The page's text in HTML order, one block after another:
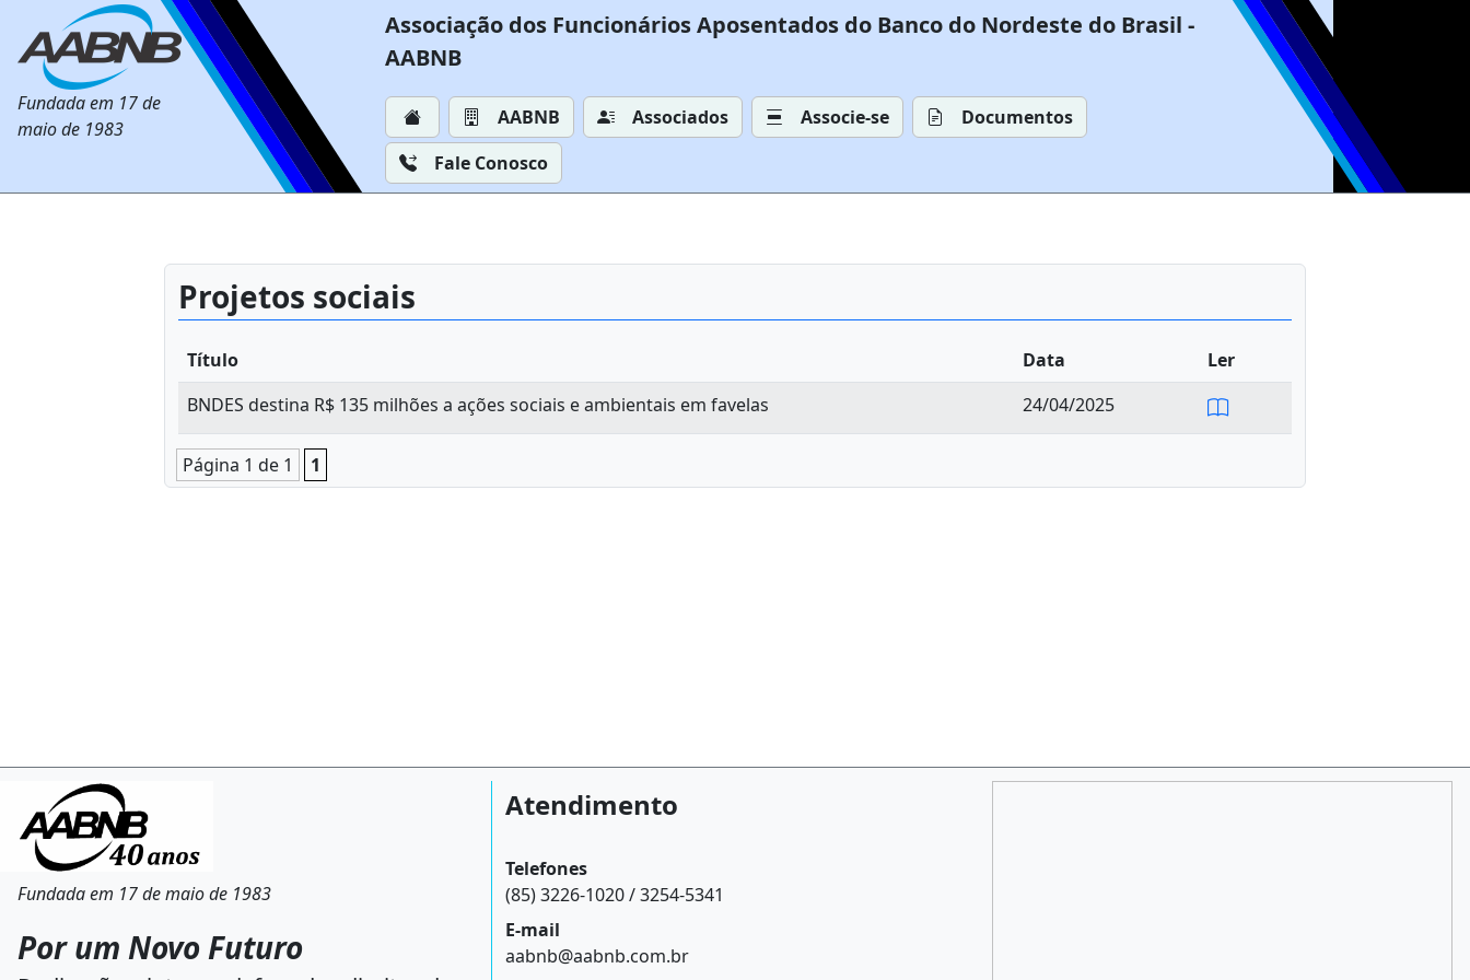
Fundada em 17 de
maio de 1983
Associação dos Funcionários Aposentados do Banco do Nordeste do Brasil -
AABNB
AABNB Associados Associe-se
Documentos
Fale Conosco
Projetos sociais
Título Data
Ler
BNDES destina R$ 135 milhões a ações sociais e ambientais em favelas
24/04/2025
Página 1 de 1 1
Fundada em 17 de maio de 1983
Por um Novo Futuro
Atendimento
Telefones
(85) 3226-1020 / 3254-5341
E-mail
aabnb@aabnb.com.br